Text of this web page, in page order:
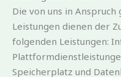
Die von uns in
Leistungen dienen der
folgenden Leistungen:
Speicherplatz und